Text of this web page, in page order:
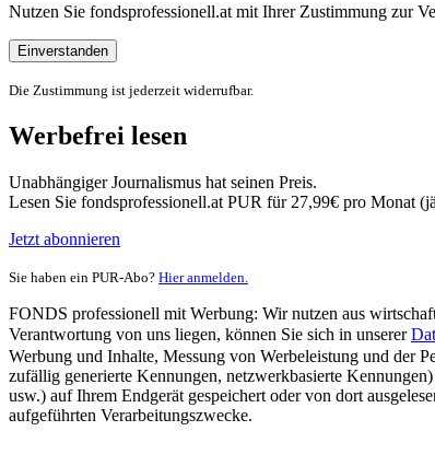
Nutzen Sie fondsprofessionell.at mit Ihrer Zustimmung zur
Einverstanden
Die Zustimmung ist jederzeit widerrufbar.
Werbefrei lesen
Unabhängiger Journalismus hat seinen Preis.
Lesen Sie fondsprofessionell.at PUR für 27,99€ pro Monat
Jetzt abonnieren
Sie haben ein PUR-Abo? Hier anmelden.
FONDS professionell mit Werbung: Wir nutzen aus
Verantwortung von uns liegen, können Sie sich in unserer
Werbung und Inhalte, Messung von Werbeleistung und der
zufällig generierte Kennungen, netzwerkbasierte
usw.) auf Ihrem Endgerät gespeichert oder von dort
aufgeführten Verarbeitungszwecke.